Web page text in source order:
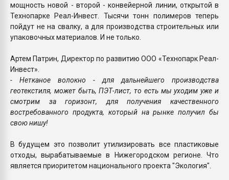
мощность новой - второй - конвейерной линии, открытой в
Технопарке Реал-Инвест. Тысячи тонн полимеров теперь
пойдут не на свалку, а для производства строительных или
упаковочных материалов. И не только.
Артем Патрин, Директор по развитию ООО «Технопарк Реал-
Инвест».
- Нетканое волокно - для дальнейшего производства
геотекстиля, может быть, ПЭТ-лист, то есть мы уходим уже и
смотрим за горизонт, для получения качественного
востребованного продукта, который на рынке получил бы
свою нишу!
В будущем это позволит утилизировать все пластиковые
отходы, вырабатываемые в Нижегородском регионе. Что
является приоритетом национального проекта "Экология".